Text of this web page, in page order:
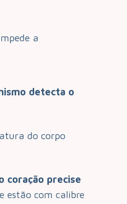
a
detecta o
do corpo
coração precise
estão com calibre